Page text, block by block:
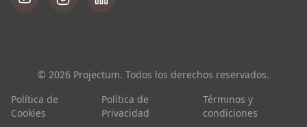
© 2026 Projectum. Todos los derechos reservados.
Política de
Cookies
Política de
Privacidad
Términos y
condiciones